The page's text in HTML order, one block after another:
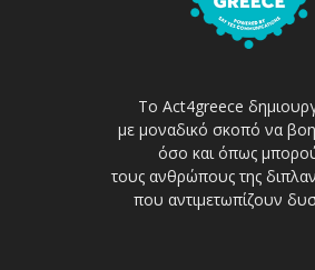
Το Act4greece
με μοναδικό σκοπό να
όσο και όπως
τους ανθρώπους της
που αντιμετωπίζουν